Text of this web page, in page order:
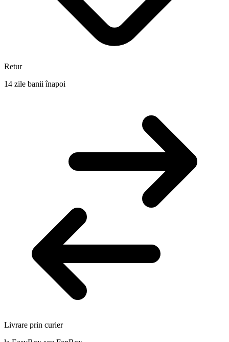
Retur
14 zile banii înapoi
Livrare prin curier